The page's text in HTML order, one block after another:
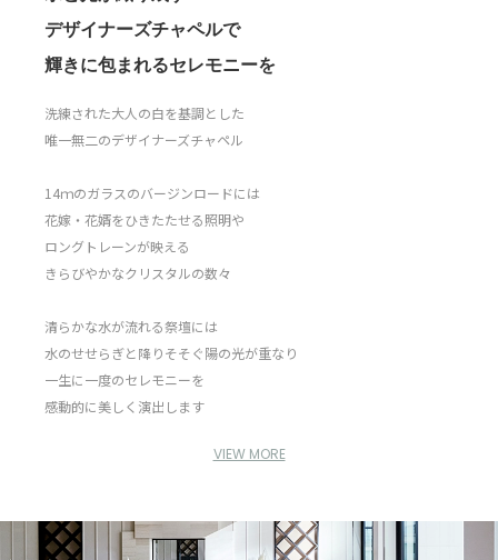
デザイナーズチャペルで
輝きに包まれるセレモニーを
洗練された大人の白を基調とした
唯一無二のデザイナーズチャペル
14ｍのガラスのバージンロードには
花嫁・花婿をひきたたせる照明や
ロングトレーンが映える
きらびやかなクリスタルの数々
清らかな水が流れる祭壇には
水のせせらぎと降りそそぐ陽の光が重なり
一生に一度のセレモニーを
感動的に美しく演出します
VIEW MORE